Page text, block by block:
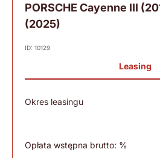
PORSCHE Cayenne III
(2025)
ID: 10129
Leasing
Okres leasingu
Opłata wstępna brutto: %